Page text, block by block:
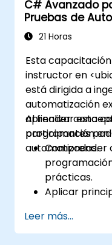
automático
Transitar
Gestionar
estándares
C# Avanzado
Pruebas de
21 Horas
Esta
instructor en
está dirigida a
automatización
aprender
programación
automatizadas.
Al finalizar esta
participantes
Comprender
prácticas.
Aplicar
crear
eficientes y
Leer más...